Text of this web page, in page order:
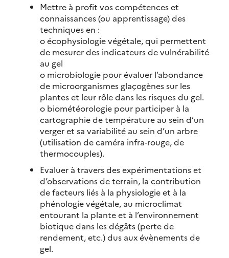
Mettre à profit vos compétences et
connaissances (ou apprentissage) des
techniques en :
o écophysiologie végétale, qui permettent
de mesurer des indicateurs de vulnérabilité
au gel
o microbiologie pour évaluer l’abondance
de microorganismes glaçogènes sur les
plantes et leur rôle dans les risques du gel.
o biométéorologie pour participer à la
cartographie de température au sein d’un
verger et sa variabilité au sein d’un arbre
(utilisation de caméra infra-rouge, de
thermocouples).
Evaluer à travers des expérimentations et
d’observations de terrain, la contribution
de facteurs liés à la physiologie et à la
phénologie végétale, au microclimat
entourant la plante et à l’environnement
biotique dans les dégâts (perte de
rendement, etc.) dus aux évènements de
gel.